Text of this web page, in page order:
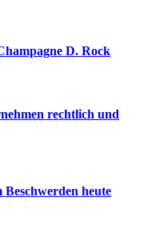
D. Rock
rechtlich und
heute